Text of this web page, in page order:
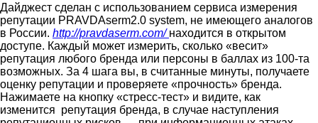
Дайджест сделан с использованием сервиса измерения
репутации PRAVDAserm2.0 system, не имеющего аналогов
в России. http://pravdaserm.com/ находится в открытом
доступе. Каждый может измерить, сколько «весит»
репутация любого бренда или персоны в баллах из 100-та
возможных. За 4 шага вы, в считанные минуты, получаете
оценку репутации и проверяете «прочность» бренда.
Нажимаете на кнопку «стресс-тест» и видите, как
изменится репутация бренда, в случае наступления